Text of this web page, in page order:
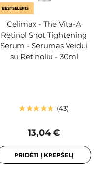
BESTSELERIS
Celimax - The Vita-A
Retinol Shot Tightening
Serum - Serumas Veidui
su Retinoliu - 30ml
43
13,04 €
PRIDĖTI Į KREPŠELĮ